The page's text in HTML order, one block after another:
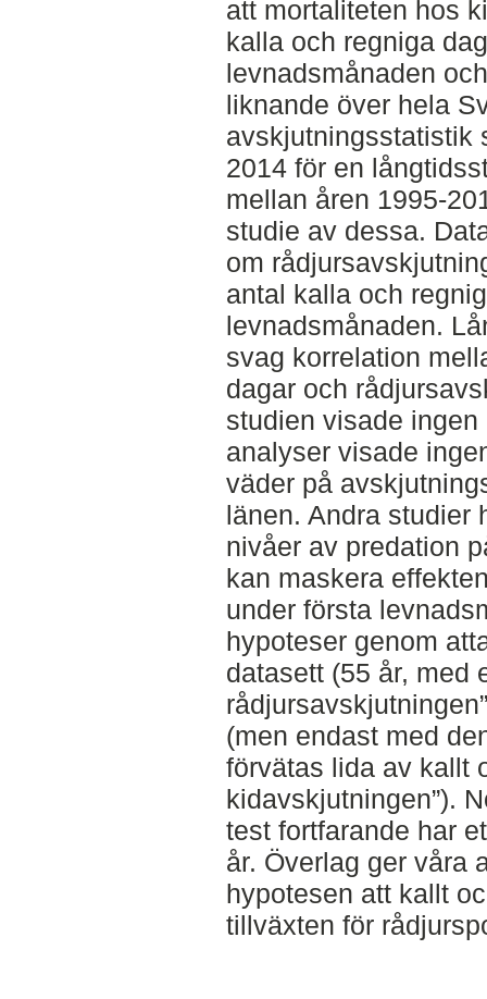
att mortaliteten hos
kalla och regniga
levnadsmånaden
liknande över hela
avskjutningsstatistik
2014 för en
mellan åren 1995-
studie av dessa.
om
antal kalla och
levnadsmånaden.
svag korrelation
dagar och
studien visade
analyser visade
väder på
länen. Andra studier
nivåer av predation
kan maskera
under första
hypoteser genom
datasett (55 år, med
(men endast med
förvätas lida av kallt
kidavskjutningen”).
test fortfarande har
år. Överlag ger våra
hypotesen att kallt
tillväxten för